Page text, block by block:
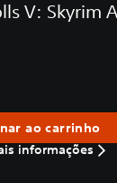
V: Skyrim
ao carrinho
informações